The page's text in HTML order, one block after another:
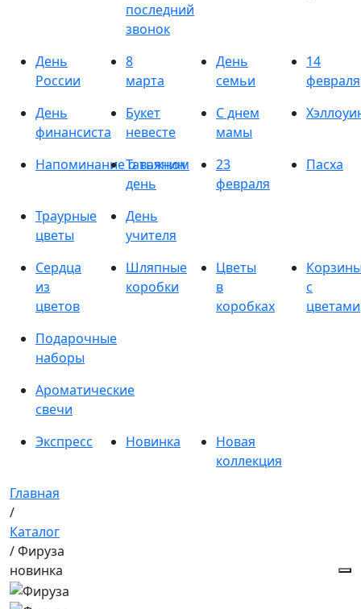
последний
звонок
День
России
8
марта
День
семьи
14
февраля
День
финансиста
Букет
невесте
С днем
мамы
Напоминание о важном
Татьянин
день
23
февраля
Пасха
Траурные
цветы
День
учителя
Сердца
из
цветов
Шляпные
коробки
Цветы
в
коробках
с
цветами
Подарочные
наборы
Ароматические
свечи
Экспресс
Новинка
Новая
коллекция
Главная
/
Каталог
/ Фируза
новинка